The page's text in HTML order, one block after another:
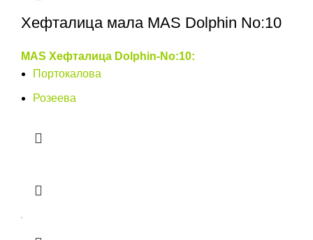
Хефталица мала MAS Dolphin No:10
MAS Хефталица Dolphin-No:10:
Портокалова
Розеева